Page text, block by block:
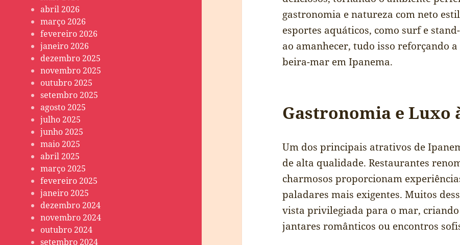
abril 2026
março 2026
fevereiro 2026
janeiro 2026
dezembro 2025
novembro 2025
outubro 2025
setembro 2025
agosto 2025
julho 2025
junho 2025
maio 2025
abril 2025
março 2025
fevereiro 2025
janeiro 2025
dezembro 2024
novembro 2024
outubro 2024
setembro 2024
gastronomia e natureza com neto
esportes aquáticos, como surf e
ao amanhecer, tudo isso reforçando
beira-mar em Ipanema.
Gastronomia e Luxo
Um dos principais atrativos de
de alta qualidade. Restaurantes
charmosos proporcionam
paladares mais exigentes. Muitos
vista privilegiada para o mar,
jantares românticos ou encontros